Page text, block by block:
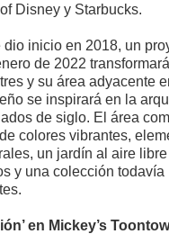
Disney y Starbucks.
inicio en 2018, un
de 2022
y su área adyacente
se inspirará en la
de siglo. El área
colores vibrantes,
un jardín al aire
y una colección todavía
en Mickey’s